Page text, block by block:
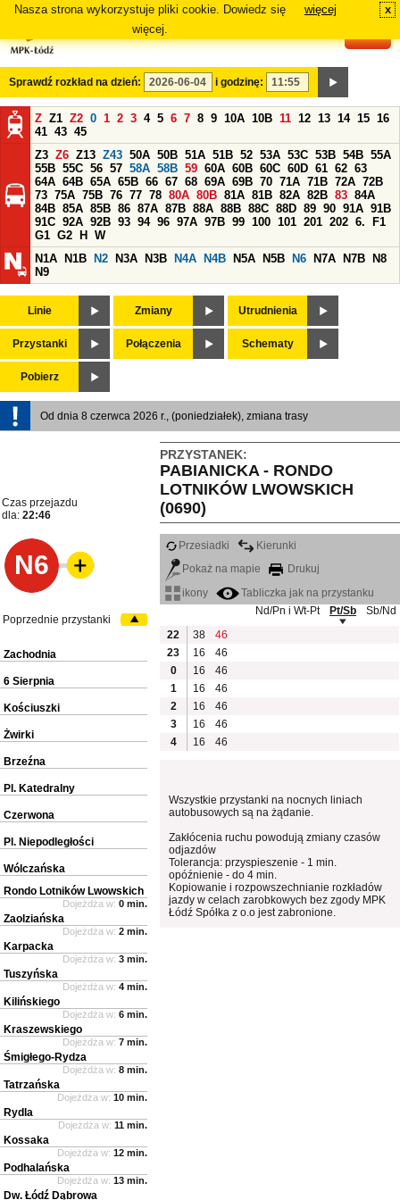
Nasza strona wykorzystuje pliki cookie. Dowiedz się
więcej.
więcej x
Sprawdź rozkład na dzień: i godzinę:
Z Z1 Z2 0 1 2 3 4 5 6 7 8 9 10A 10B 11 12 13 14 15 16
41 43 45
Z3 Z6 Z13 Z43 50A 50B 51A 51B 52 53A 53C 53B 54B 55A
55B 55C 56 57 58A 58B 59 60A 60B 60C 60D 61 62 63
64A 64B 65A 65B 66 67 68 69A 69B 70 71A 71B 72A 72B
73 75A 75B 76 77 78 80A 80B 81A 81B 82A 82B 83 84A
84B 85A 85B 86 87A 87B 88A 88B 88C 88D 89 90 91A 91B
91C 92A 92B 93 94 96 97A 97B 99 100 101 201 202 6.
F1
G1 G2 H
W
N1A
N1B N2 N3A N3B N4A N4B N5A N5B N6 N7A N7B
N8
N9
Linie Zmiany Utrudnienia
Przystanki Połączenia Schematy
Pobierz
Od dnia 8 czerwca 2026 r., (poniedziałek), zmiana trasy
PRZYSTANEK:
PABIANICKA - RONDO
LOTNIKÓW LWOWSKICH
(0690)
Czas przejazdu
dla: 22:46
N6
Przesiadki
Kierunki
Pokaż na mapie
Drukuj
ikony
Tabliczka jak na przystanku
Nd/Pn i Wt-Pt
Pt/Sb
Sb/Nd
22
38
46
23
16
46
0
16
46
1
16
46
2
16
46
3
16
46
4
16 46
Wszystkie przystanki na nocnych liniach
autobusowych są na żądanie.
Zakłócenia ruchu powodują zmiany czasów
odjazdów
Tolerancja: przyspieszenie - 1 min.
opóźnienie - do 4 min.
Kopiowanie i rozpowszechnianie rozkładów
jazdy w celach zarobkowych bez zgody MPK
Łódź Spółka z o.o jest zabronione.
Poprzednie przystanki
Zachodnia
6 Sierpnia
Kościuszki
Żwirki
Brzeźna
Pl. Katedralny
Czerwona
Pl. Niepodległości
Wólczańska
Rondo Lotników Lwowskich
Dojeżdża w: 0 min.
Zaolziańska
Dojeżdża w: 2 min.
Karpacka
Dojeżdża w: 3 min.
Tuszyńska
Dojeżdża w: 4 min.
Kilińskiego
Dojeżdża w: 6 min.
Kraszewskiego
Dojeżdża w: 7 min.
Śmigłego-Rydza
Dojeżdża w: 8 min.
Tatrzańska
Dojeżdża w: 10 min.
Rydla
Dojeżdża w: 11 min.
Kossaka
Dojeżdża w: 12 min.
Podhalańska
Dojeżdża w: 13 min.
Dw. Łódź Dąbrowa